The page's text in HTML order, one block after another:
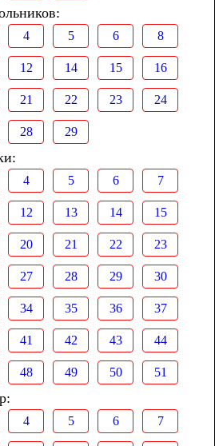
4 5 6 8
12 14 15 16
21 22 23 24
28 29
4 5 6 7
12 13 14 15
20 21 22 23
27 28 29 30
34 35 36 37
41 42 43 44
48 49 50 51
4 5 6 7